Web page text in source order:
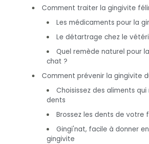
Comment traiter la gingivite
Les médicaments pour la
Le détartrage chez le
Quel remède naturel pour
chat ?
Comment prévenir la gingivite
Choisissez des aliments
dents
Brossez les dents de votre
Gingi'nat, facile à donner
gingivite